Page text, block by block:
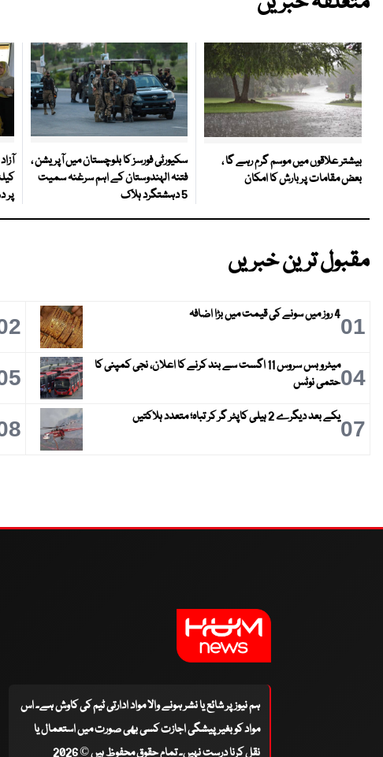
بیشتر علاقوں میں موسم گرم رہے گا ،
بعض مقامات پر بارش کا امکان
سکیورٹی فورسز کا بلوچستان میں آپریشن ،
فتنہ الہندوستان کے اہم سرغنہ سمیت
5 دہشتگرد ہلاک
پر
مقبول ترین خبریں
014 روز میں سونے کی قیمت میں بڑا اضافہ
04
میٹرو بس سروس 11 اگست سے بند کرنے کا اعلان، نجی کمپنی کا
حتمی نوٹس
07یکے بعد دیگرے 2 ہیلی کاپٹر گر کر تباہ؛ متعدد ہلاکتیں
ہم نیوز پر شائع یا نشر ہونے والا مواد ادارتی ٹیم کی کاوش ہے۔ اس
مواد کو بغیر پیشگی اجازت کسی بھی صورت میں استعمال یا
نقل کرنا درست نہیں۔ تمام حقوق محفوظ ہیں © 2026